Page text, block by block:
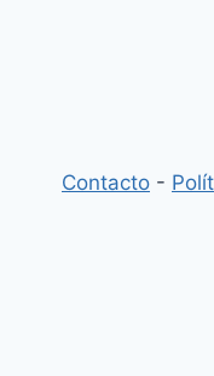
Contacto -